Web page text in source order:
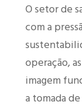
O setor de
com a
operação,
imagem
a tomada